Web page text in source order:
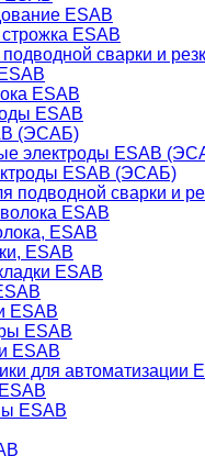
ESAB
ESAB
сварки и
ESAB
ESAB
(ЭСАБ)
электроды ESAB
ESAB (ЭСАБ)
подводной сварки и
ESAB
ESAB
ESAB
ESAB
ESAB
ESAB
ESAB
для автоматизации
ESAB